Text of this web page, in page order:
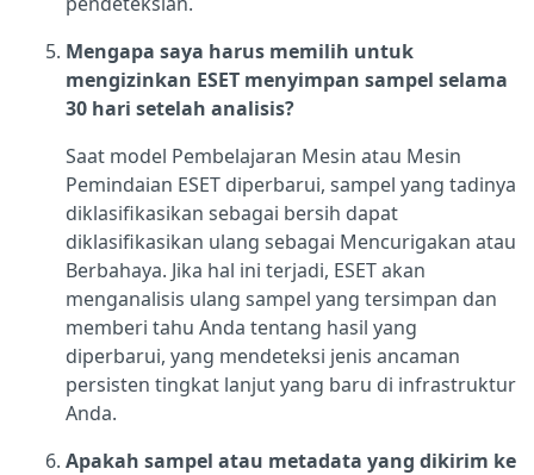
Mengapa saya harus memilih untuk
mengizinkan ESET menyimpan sampel selama
30 hari setelah analisis?
Saat model Pembelajaran Mesin atau Mesin
Pemindaian ESET diperbarui, sampel yang tadinya
diklasifikasikan sebagai bersih dapat
diklasifikasikan ulang sebagai Mencurigakan atau
Berbahaya. Jika hal ini terjadi, ESET akan
menganalisis ulang sampel yang tersimpan dan
memberi tahu Anda tentang hasil yang
diperbarui, yang mendeteksi jenis ancaman
persisten tingkat lanjut yang baru di infrastruktur
Anda.
Apakah sampel atau metadata yang dikirim ke